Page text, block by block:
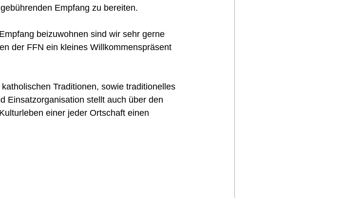
Empfang zu bereiten.
beizuwohnen sind wir sehr gerne
der FFN ein kleines Willkommenspräsent
Traditionen, sowie traditionelles
Einsatzorganisation stellt auch über den
einer jeder Ortschaft einen